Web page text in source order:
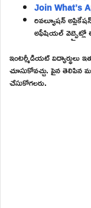
Join What’s
రివల్యూషన్
అఫీషియల్ వెబ్సైట్లో
ఇంటర్మీడియట్
చూసుకోవచ్చు. పైన తెలిపిన
చేసుకోగలరు.